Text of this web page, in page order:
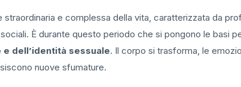
straordinaria e complessa della vita, caratterizzata da
È durante questo periodo che si pongono le basi
dell’identità sessuale. Il corpo si trasforma, le
nuove sfumature.